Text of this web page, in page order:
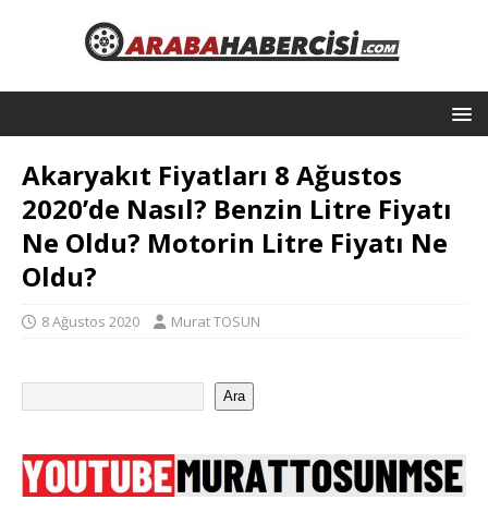
Akaryakıt Fiyatları 8 Ağustos
2020’de Nasıl? Benzin Litre Fiyatı
Ne Oldu? Motorin Litre Fiyatı Ne
Oldu?
8 Ağustos 2020 Murat TOSUN
Ara